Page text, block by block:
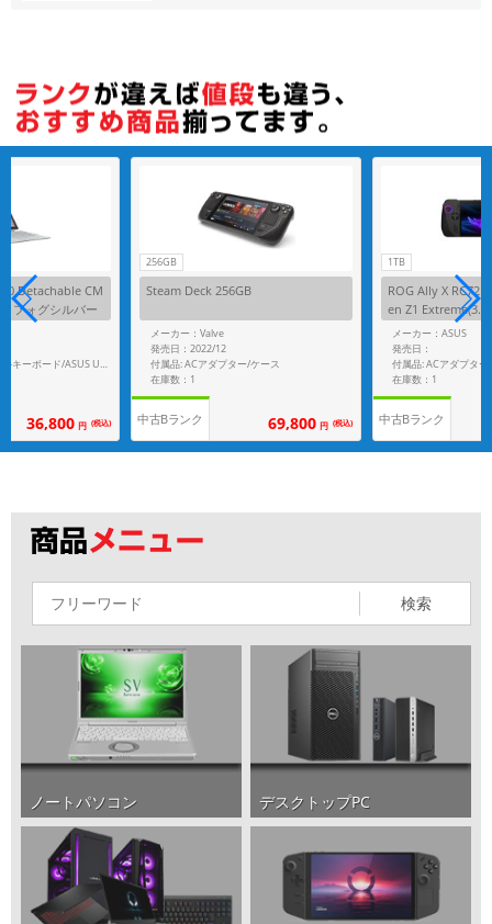
Detachable CM
フォグシルバー
8GB/64GB eM
付属品: デタッチャブルキーボード/ASUS USI Pen/スタンドカバー
36,800 円 (税込)
256GB
Steam Deck 256GB
メーカー：Valve
発売日：2022/12
付属品: ACアダプター/ケース
在庫数：1
中古Bランク 69,800 円 (税込)
1TB
ROG Ally X
en Z1
SD/Win11Home】
メーカー：ASUS
発売日：
付属品: ACアダプター
在庫数：1
中古Bランク
検索
ノートパソコン デスクトップPC